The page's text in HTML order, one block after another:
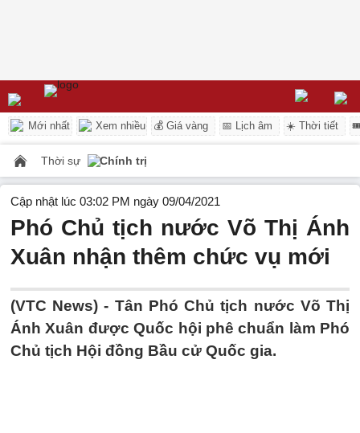
Mới nhất Xem nhiều 💰 Giá vàng 📅 Lịch âm ☀️ Thời tiết
Thời sự Chính trị
Cập nhật lúc 03:02 PM ngày 09/04/2021
Phó Chủ tịch nước Võ Thị Ánh
Xuân nhận thêm chức vụ mới
(VTC News) - Tân Phó Chủ tịch nước Võ Thị
Ánh Xuân được Quốc hội phê chuẩn làm Phó
Chủ tịch Hội đồng Bầu cử Quốc gia.